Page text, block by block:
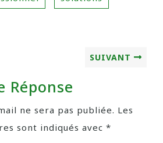
SUIVANT
Réponse
ne sera pas publiée. Les
sont indiqués avec *